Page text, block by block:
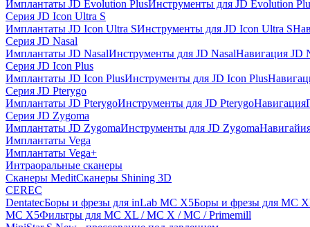
Имплантаты JD Evolution PlusИнструменты для JD Evolution
Серия JD Icon Ultra S
Имплантаты JD Icon Ultra SИнструменты для JD Icon Ultra S
Серия JD Nasal
Имплантаты JD NasalИнструменты для JD NasalНавигация JD
Серия JD Icon Plus
Имплантаты JD Icon PlusИнструменты для JD Icon Plus
Серия JD Pterygo
Имплантаты JD PterygoИнструменты для JD PterygoНавигация
Серия JD Zygoma
Имплантаты JD ZygomaИнструменты для JD Zygoma
Имплантаты Vega
Имплантаты Vega+
Интраоральные сканеры
Сканеры MeditСканеры Shining 3D
CEREC
DentatecБоры и фрезы для inLab MC X5Боры и фрезы для MC
MC X5Фильтры для MC XL / MC X / MC / Primemill